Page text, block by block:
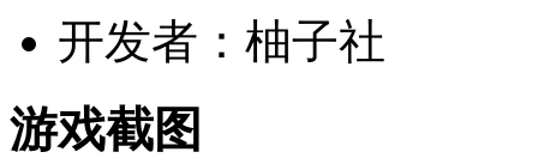
开发者：柚子社
游戏截图